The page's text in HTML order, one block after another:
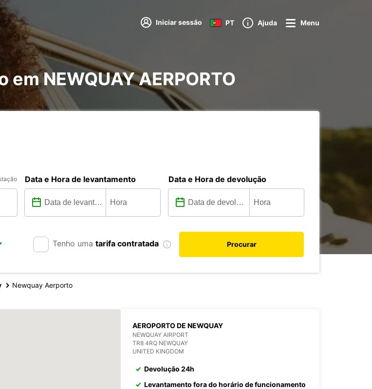
Iniciar sessão PT Ajuda Menu
NEWQUAY AERPORTO
Data e Hora de levantamento Data e Hora de devolução
Tenho uma tarifa contratada Procurar
Newquay Aerporto
AEROPORTO DE NEWQUAY
NEWQUAY AIRPORT
TR8 4RQ NEWQUAY
UNITED KINGDOM
Devolução 24h
Levantamento fora do horário de funcionamento